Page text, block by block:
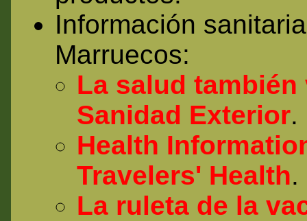
Información
Marruecos:
La salud
Sanidad Exterior.
Health
Travelers' Health.
La ruleta de la